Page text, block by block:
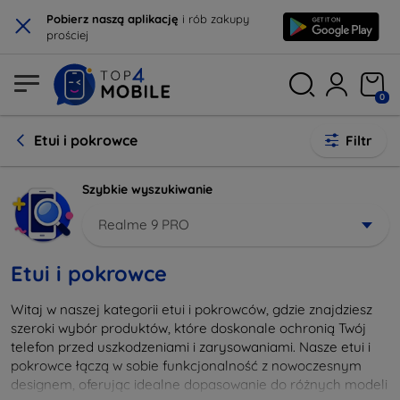
× Pobierz naszą aplikację i rób zakupy
prościej
0
Etui i pokrowce Filtr
Szybkie wyszukiwanie
Realme 9 PRO
Etui i pokrowce
Witaj w naszej kategorii etui i pokrowców, gdzie znajdziesz
szeroki wybór produktów, które doskonale ochronią Twój
telefon przed uszkodzeniami i zarysowaniami. Nasze etui i
pokrowce łączą w sobie funkcjonalność z nowoczesnym
designem, oferując idealne dopasowanie do różnych modeli